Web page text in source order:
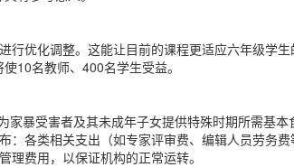
优化调整。这能让目前的课程更适应六年级学
10名教师、400名学生受益。
暴受害者及其未成年子女提供特殊时期所需基本
各类相关支出（如专家评审费、编辑人员劳务费
费用，以保证机构的正常运转。